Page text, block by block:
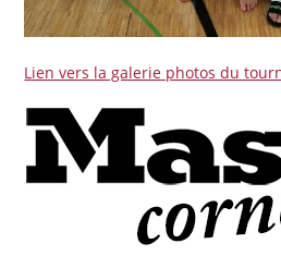
Lien vers la galerie photos du